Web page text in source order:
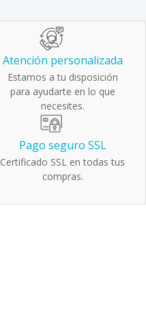
Atención personalizada
Estamos a tu disposición
para ayudarte en lo que
necesites.
Pago seguro SSL
Certificado SSL en todas tus
compras.